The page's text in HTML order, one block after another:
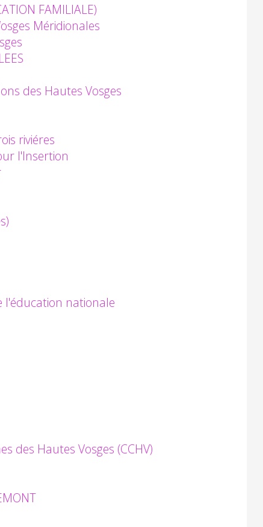
FAMILIALE)
Méridionales
des Hautes Vosges
riviéres
l'Insertion
l'éducation nationale
des Hautes Vosges (CCHV)